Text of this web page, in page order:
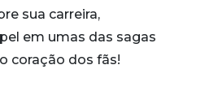
sua carreira,
em umas das sagas
coração dos fãs!